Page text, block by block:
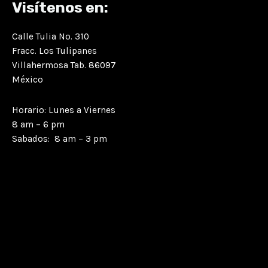
Visítenos en:
Calle Tulia No. 310
Fracc. Los Tulipanes
Villahermosa Tab. 86097
México
Horario: Lunes a Viernes
8 am – 6 pm
Sabados: 8 am – 3 pm